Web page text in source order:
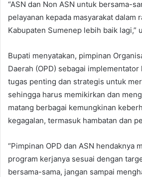
“ASN dan Non ASN untuk bersama-
pelayanan kepada masyarakat dalam
Kabupaten Sumenep lebih baik lagi,”
Bupati menyatakan, pimpinan
Daerah (OPD) sebagai
tugas penting dan strategis untuk
sehingga harus memikirkan dan
matang berbagai kemungkinan
kegagalan, termasuk hambatan dan
“Pimpinan OPD dan ASN hendaknya
program kerjanya sesuai dengan
bersama-sama, jangan sampai